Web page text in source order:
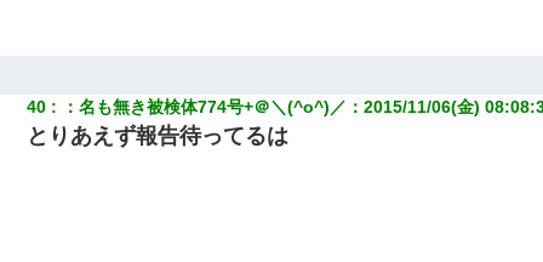
40 ：名も無き被検体774号+＠＼(^o^)／ ：2015/11/06(金)
とりあえず報告待ってるは